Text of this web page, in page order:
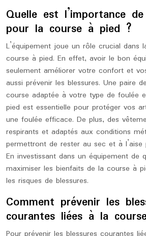
Quelle est l’importance de
pour la course à pied ?
L’équipement joue un rôle crucial dans
course à pied. En effet, avoir le bon
seulement améliorer votre confort et
aussi prévenir les blessures. Une paire
course adaptée à votre type de foulée
pied est essentielle pour protéger vos
une foulée efficace. De plus, des
respirants et adaptés aux conditions
permettront de rester au sec et à l’aise
En investissant dans un équipement de
maximiser les bienfaits de la course à
les risques de blessures.
Comment prévenir les
courantes liées à la